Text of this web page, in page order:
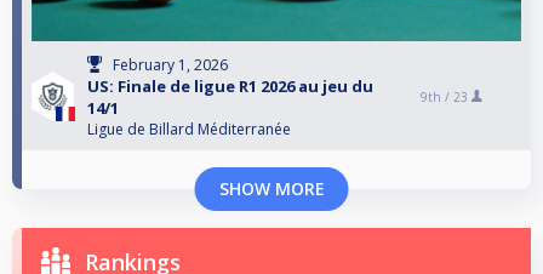
February 1, 2026
US: Finale de ligue R1 2026 au jeu du
14/1
Ligue de Billard Méditerranée
9th / 23
SHOW MORE
Rankings